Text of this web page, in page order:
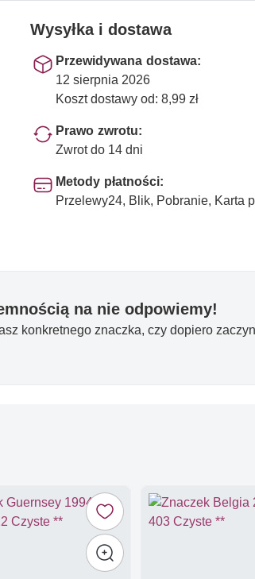
Wysyłka i dostawa
Przewidywana dostawa:
12 sierpnia 2026
Koszt dostawy od: 8,99 zł
Prawo zwrotu:
Zwrot do 14 dni
Metody płatności:
Przelewy24, Blik, Pobranie, Karta
na nie odpowiemy!
konkretnego znaczka, czy dopiero